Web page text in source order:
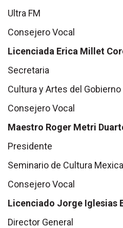
Ultra FM
Consejero Vocal
Licenciada Erica Millet
Secretaria
Cultura y Artes del
Consejero Vocal
Maestro Roger Metri
Presidente
Seminario de Cultura
Consejero Vocal
Licenciado Jorge Iglesias
Director General